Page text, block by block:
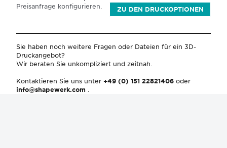
Preisanfrage konfigurieren.
ZU DEN DRUCKOPTIONEN
Sie haben noch weitere Fragen oder Dateien für ein 3D-
Druckangebot?
Wir beraten Sie unkompliziert und zeitnah.
Kontaktieren Sie uns unter +49 (0) 151 22821406 oder
info@shapewerk.com .